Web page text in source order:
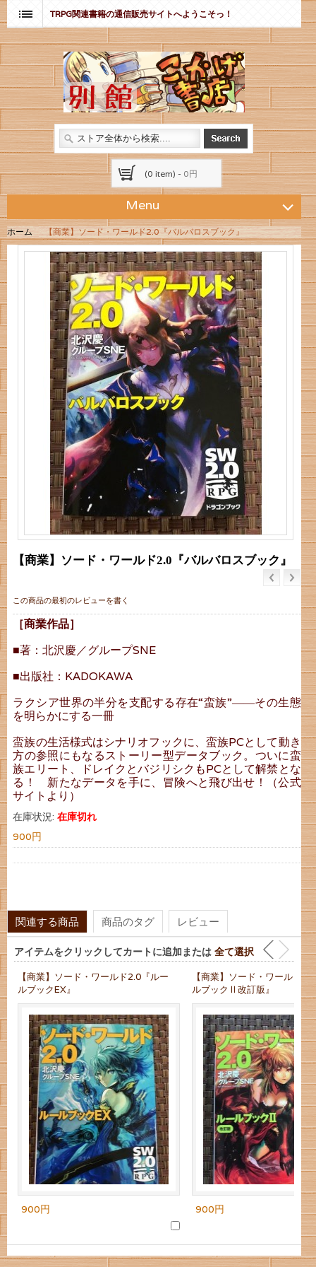
TRPG関連書籍の通信販売サイトへようこそっ！
(0 item) - 0円
Menu
ホーム 【商業】ソード・ワールド2.0『バルバロスブック』
【商業】ソード・ワールド2.0『バルバロスブック』
この商品の最初のレビューを書く
［商業作品］
■著：北沢慶／グループSNE
■出版社：KADOKAWA
ラクシア世界の半分を支配する存在“蛮族”――その生態
を明らかにする一冊
蛮族の生活様式はシナリオフックに、蛮族PCとして動き
方の参照にもなるストーリー型データブック。ついに蛮
族エリート、ドレイクとバジリシクもPCとして解禁とな
る！ 新たなデータを手に、冒険へと飛び出せ！（公式
サイトより）
在庫状況:在庫切れ
900円
関連する商品 商品のタグ レビュー
アイテムをクリックしてカートに追加または 全て選択
【商業】ソード・ワールド2.0『ルー
ルブックEX』
900円
【商業】ソード・ワールド
ルブックⅡ改訂版』
900円